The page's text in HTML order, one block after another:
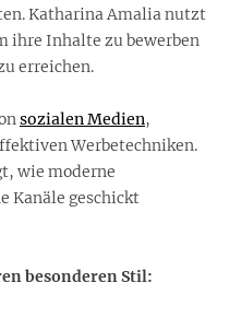
Katharina Amalia nutzt
ihre Inhalte zu bewerben
erreichen.
sozialen Medien,
Werbetechniken.
wie moderne
Kanäle geschickt
besonderen Stil: